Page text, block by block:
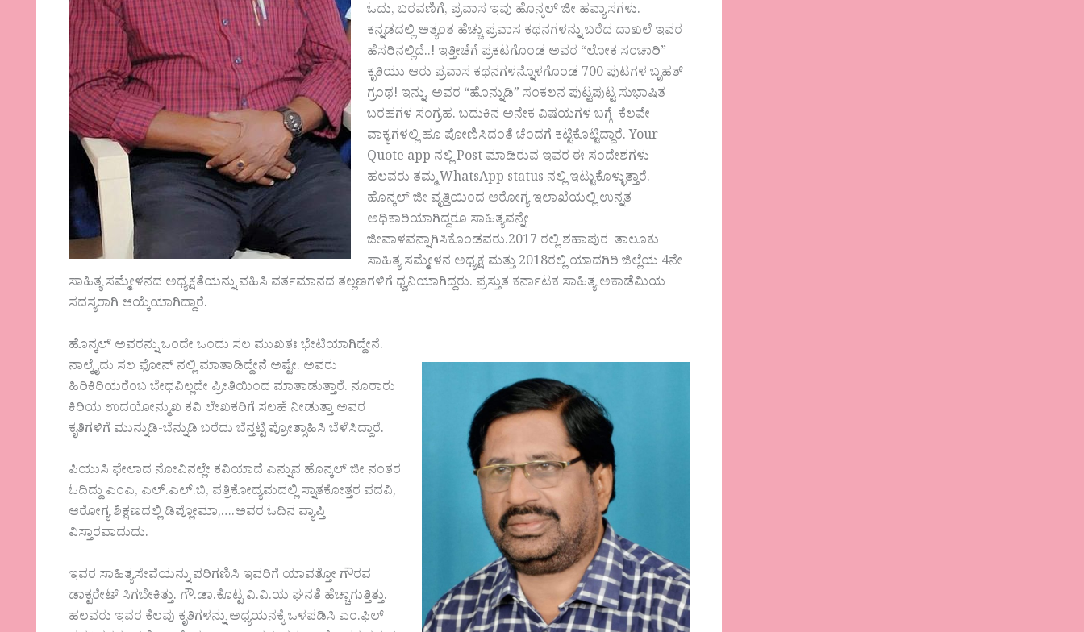
ಓದು, ಬರವಣಿಗೆ, ಪ್ರವಾಸ ಇವು ಹೊನ್ಕಲ್ ಜೀ ಹವ್ಯಾಸಗಳು.
ಕನ್ನಡದಲ್ಲಿ ಅತ್ಯಂತ ಹೆಚ್ಚು ಪ್ರವಾಸ ಕಥನಗಳನ್ನು ಬರೆದ ದಾಖಲೆ ಇವರ
ಹೆಸರಿನಲ್ಲಿದೆ..! ಇತ್ತೀಚೆಗೆ ಪ್ರಕಟಗೊಂಡ ಅವರ “ಲೋಕ ಸಂಚಾರಿ”
ಕೃತಿಯು ಆರು ಪ್ರವಾಸ ಕಥನಗಳನ್ನೊಳಗೊಂಡ 700 ಪುಟಗಳ ಬೃಹತ್
ಗ್ರಂಥ! ಇನ್ನು, ಅವರ “ಹೊನ್ನುಡಿ” ಸಂಕಲನ ಪುಟ್ಟಪುಟ್ಟ ಸುಭಾಷಿತ
ಬರಹಗಳ ಸಂಗ್ರಹ. ಬದುಕಿನ ಅನೇಕ ವಿಷಯಗಳ ಬಗ್ಗೆ ಕೆಲವೇ
ವಾಕ್ಯಗಳಲ್ಲಿ ಹೂ ಪೋಣಿಸಿದಂತೆ ಚೆಂದಗೆ ಕಟ್ಟಿಕೊಟ್ಟಿದ್ದಾರೆ. Your
Quote app ನಲ್ಲಿ Post ಮಾಡಿರುವ ಇವರ ಈ ಸಂದೇಶಗಳು
ಹಲವರು ತಮ್ಮ WhatsApp status ನಲ್ಲಿ ಇಟ್ಟುಕೊಳ್ಳುತ್ತಾರೆ.
ಹೊನ್ಕಲ್ ಜೀ ವೃತ್ತಿಯಿಂದ ಆರೋಗ್ಯ ಇಲಾಖೆಯಲ್ಲಿ ಉನ್ನತ
ಅಧಿಕಾರಿಯಾಗಿದ್ದರೂ ಸಾಹಿತ್ಯವನ್ನೇ
ಜೀವಾಳವನ್ನಾಗಿಸಿಕೊಂಡವರು.2017 ರಲ್ಲಿ ಶಹಾಪುರ ತಾಲೂಕು
ಸಾಹಿತ್ಯ ಸಮ್ಮೇಳನ ಅಧ್ಯಕ್ಷ ಮತ್ತು 2018ರಲ್ಲಿ ಯಾದಗಿರಿ ಜಿಲ್ಲೆಯ 4ನೇ
ಸಾಹಿತ್ಯ ಸಮ್ಮೇಳನದ ಅಧ್ಯಕ್ಷತೆಯನ್ನು ವಹಿಸಿ ವರ್ತಮಾನದ ತಲ್ಲಣಗಳಿಗೆ ಧ್ವನಿಯಾಗಿದ್ದರು. ಪ್ರಸ್ತುತ ಕರ್ನಾಟಕ ಸಾಹಿತ್ಯ ಅಕಾಡೆಮಿಯ
ಸದಸ್ಯರಾಗಿ ಆಯ್ಕೆಯಾಗಿದ್ದಾರೆ.
ಹೊನ್ಕಲ್ ಅವರನ್ನು ಒಂದೇ ಒಂದು ಸಲ ಮುಖತಃ ಭೇಟಿಯಾಗಿದ್ದೇನೆ.
ನಾಲ್ಕೈದು ಸಲ ಫೋನ್ ನಲ್ಲಿ ಮಾತಾಡಿದ್ದೇನೆ ಅಷ್ಟೇ. ಅವರು
ಹಿರಿಕಿರಿಯರೆಂಬ ಬೇಧವಿಲ್ಲದೇ ಪ್ರೀತಿಯಿಂದ ಮಾತಾಡುತ್ತಾರೆ. ನೂರಾರು
ಕಿರಿಯ ಉದಯೋನ್ಮುಖ ಕವಿ ಲೇಖಕರಿಗೆ ಸಲಹೆ ನೀಡುತ್ತಾ ಅವರ
ಕೃತಿಗಳಿಗೆ ಮುನ್ನುಡಿ-ಬೆನ್ನುಡಿ ಬರೆದು ಬೆನ್ತಟ್ಟಿ ಪ್ರೋತ್ಸಾಹಿಸಿ ಬೆಳೆಸಿದ್ದಾರೆ.
ಪಿಯುಸಿ ಫೇಲಾದ ನೋವಿನಲ್ಲೇ ಕವಿಯಾದೆ ಎನ್ನುವ ಹೊನ್ಕಲ್ ಜೀ ನಂತರ
ಓದಿದ್ದು ಎಂಎ, ಎಲ್.ಎಲ್.ಬಿ, ಪತ್ರಿಕೋದ್ಯಮದಲ್ಲಿ ಸ್ನಾತಕೋತ್ತರ ಪದವಿ,
ಆರೋಗ್ಯ ಶಿಕ್ಷಣದಲ್ಲಿ ಡಿಪ್ಲೋಮಾ,….ಅವರ ಓದಿನ ವ್ಯಾಪ್ತಿ
ವಿಸ್ತಾರವಾದುದು.
ಇವರ ಸಾಹಿತ್ಯಸೇವೆಯನ್ನು ಪರಿಗಣಿಸಿ ಇವರಿಗೆ ಯಾವತ್ತೋ ಗೌರವ
ಡಾಕ್ಟರೇಟ್‌ ಸಿಗಬೇಕಿತ್ತು. ಗೌ.ಡಾ.‌ಕೊಟ್ಟ ವಿ.ವಿ.ಯ ಘನತೆ ಹೆಚ್ಚಾಗುತ್ತಿತ್ತು.
ಹಲವರು ಇವರ ಕೆಲವು ಕೃತಿಗಳನ್ನು ಅಧ್ಯಯನಕ್ಕೆ ಒಳಪಡಿಸಿ ಎಂ.ಫಿಲ್‌